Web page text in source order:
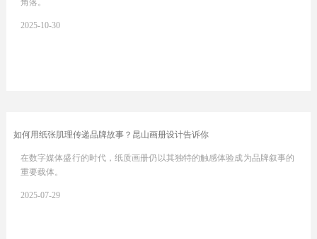
2025-10-30
如何用纸张肌理传递品牌故事？昆山画册设计告诉你
在数字媒体盛行的时代，纸质画册仍以其独特的触感体验成为品牌叙事的
重要载体。
2025-07-29